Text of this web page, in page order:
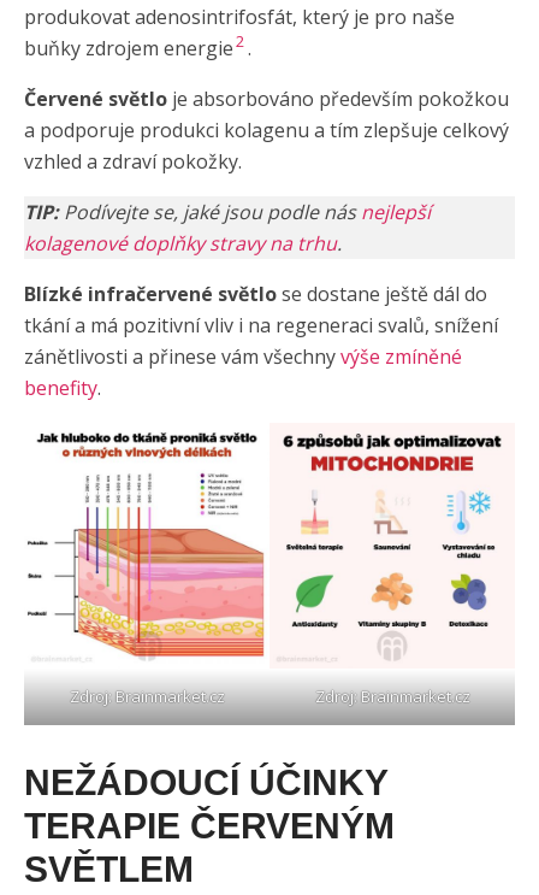
produkovat adenosintrifosfát, který je pro naše
buňky zdrojem energie2.
Červené světlo je absorbováno především pokožkou
a podporuje produkci kolagenu a tím zlepšuje celkový
vzhled a zdraví pokožky.
TIP:Podívejte se, jaké jsou podle násnejlepší
kolagenové doplňky stravy na trhu.
Blízké infračervené světlose dostane ještě dál do
tkání a má pozitivní vliv i na regeneraci svalů, snížení
zánětlivosti a přinese vám všechnyvýše zmíněné
benefity.
Zdroj:Brainmarket.cz Zdroj:Brainmarket.cz
NEŽÁDOUCÍ ÚČINKY
TERAPIE ČERVENÝM
SVĚTLEM